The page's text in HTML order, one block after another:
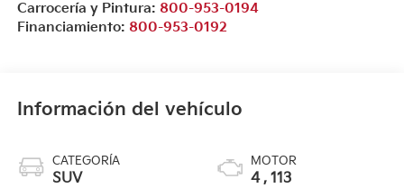
Carrocería y Pintura: 800-953-0194
Financiamiento: 800-953-0192
Información del vehículo
CATEGORÍA
SUV
MOTOR
4 , 113